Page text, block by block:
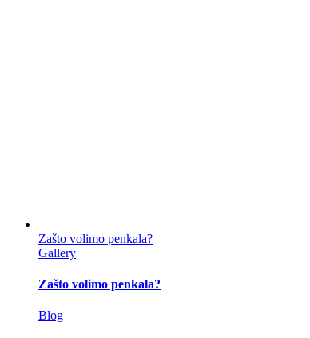
Zašto volimo penkala?
Gallery
Zašto volimo penkala?
Blog